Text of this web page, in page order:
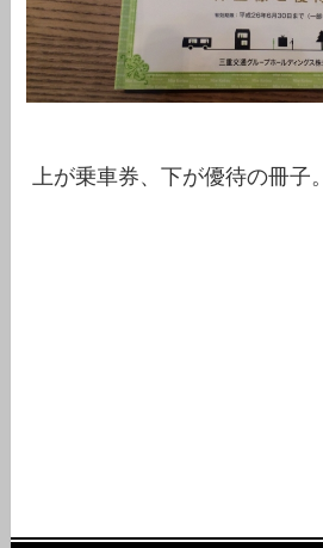
上が乗車券、下が優待の冊子。